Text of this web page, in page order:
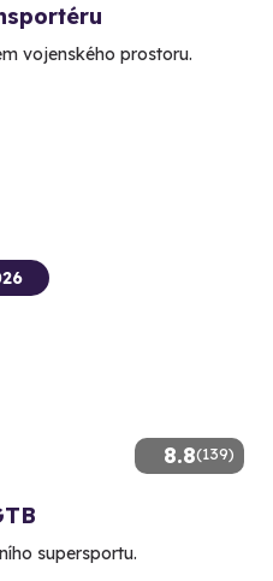
vojenského prostoru.
8.8(139)
supersportu.